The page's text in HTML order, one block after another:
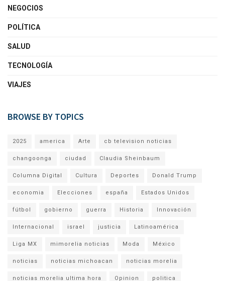
NEGOCIOS
POLÍTICA
SALUD
TECNOLOGÍA
VIAJES
BROWSE BY TOPICS
2025 america Arte cb television noticias
changoonga ciudad Claudia Sheinbaum
Columna Digital Cultura Deportes Donald Trump
economia Elecciones españa Estados Unidos
fútbol gobierno guerra Historia Innovación
Internacional israel justicia Latinoamérica
Liga MX mimorelia noticias Moda México
noticias noticias michoacan noticias morelia
noticias morelia ultima hora Opinion politica